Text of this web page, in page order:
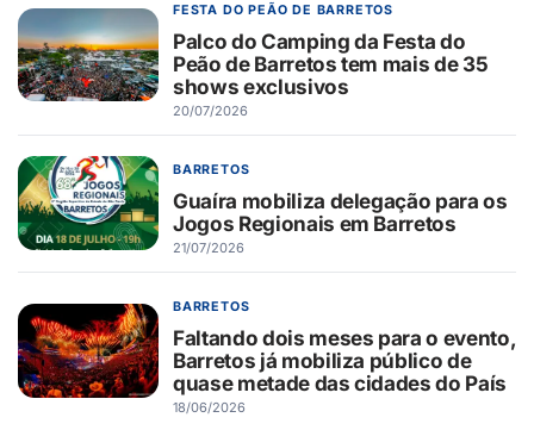
FESTA DO PEÃO DE BARRETOS
Palco do Camping da Festa do
Peão de Barretos tem mais de 35
shows exclusivos
20/07/2026
BARRETOS
Guaíra mobiliza delegação para os
Jogos Regionais em Barretos
21/07/2026
BARRETOS
Faltando dois meses para o evento,
Barretos já mobiliza público de
quase metade das cidades do País
18/06/2026